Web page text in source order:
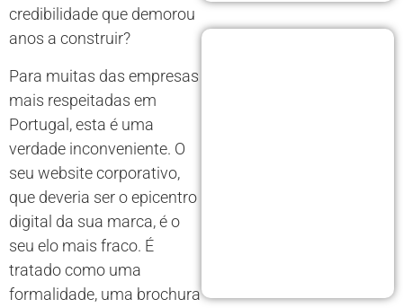
credibilidade que demorou
anos a construir?
Para muitas das empresas
mais respeitadas em
Portugal, esta é uma
verdade inconveniente. O
seu website corporativo,
que deveria ser o epicentro
digital da sua marca, é o
seu elo mais fraco. É
tratado como uma
formalidade, uma brochura